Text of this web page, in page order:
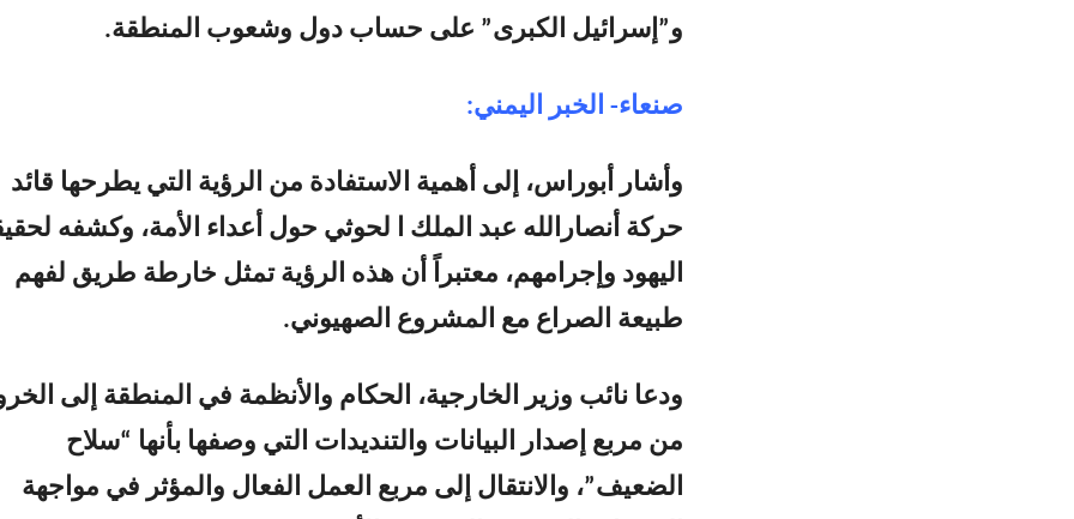
و”إسرائيل الكبرى” على حساب دول وشعوب المنطقة.
صنعاء- الخبر اليمني:
وأشار أبوراس، إلى أهمية الاستفادة من الرؤية التي يطرحها قائد
حركة أنصارالله عبد الملك ا لحوثي حول أعداء الأمة، وكشفه
اليهود وإجرامهم، معتبراً أن هذه الرؤية تمثل خارطة طريق لفهم
طبيعة الصراع مع المشروع الصهيوني.
ودعا نائب وزير الخارجية، الحكام والأنظمة في المنطقة إلى
من مربع إصدار البيانات والتنديدات التي وصفها بأنها “سلاح
الضعيف”، والانتقال إلى مربع العمل الفعال والمؤثر في مواجهة